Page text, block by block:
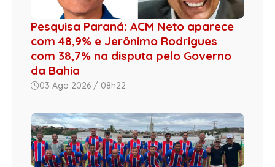
Pesquisa Paraná: ACM Neto aparece
com 48,9% e Jerônimo Rodrigues
com 38,7% na disputa pelo Governo
da Bahia
03 Ago 2026 / 08h22